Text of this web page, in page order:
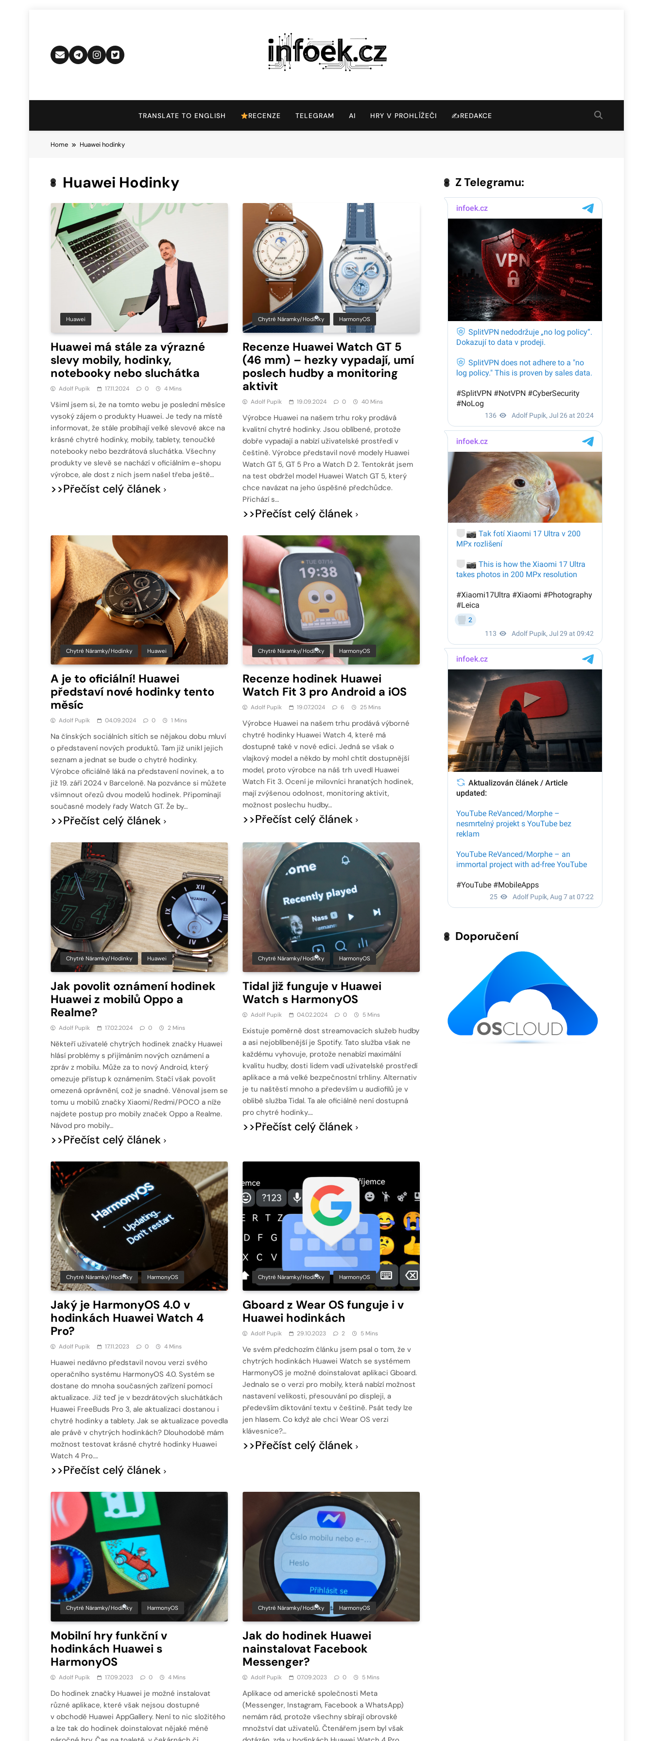
Infoek.cz
TRANSLATE TO ENGLISH RECENZE TELEGRAM AI HRY V PROHLÍŽEČI ✍️REDAKCE
Home Huawei hodinky
Huawei Hodinky
Huawei
Huawei má stále za výrazné
slevy mobily, hodinky,
notebooky nebo sluchátka
Adolf Pupík 17.11.2024 0 4 Mins
Všiml jsem si, že na tomto webu je poslední měsíce
vysoký zájem o produkty Huawei. Je tedy na místě
informovat, že stále probíhají velké slevové akce na
krásné chytré hodinky, mobily, tablety, tenoučké
notebooky nebo bezdrátová sluchátka. Všechny
produkty ve slevě se nachází v oficiálním e-shopu
výrobce, ale dost z nich jsem našel třeba ještě…
>>Přečíst celý článek
Chytré Náramky/hodinky HarmonyOS
Recenze Huawei Watch GT 5
(46 mm) – hezky vypadají, umí
poslech hudby a monitoring
aktivit
Adolf Pupík 19.09.2024 0 40 Mins
Výrobce Huawei na našem trhu roky prodává
kvalitní chytré hodinky. Jsou oblíbené, protože
dobře vypadají a nabízí uživatelské prostředí v
češtině. Výrobce představil nové modely Huawei
Watch GT 5, GT 5 Pro a Watch D 2. Tentokrát jsem
na test obdržel model Huawei Watch GT 5, který
chce navázat na jeho úspěšné předchůdce.
Přichází s…
>>Přečíst celý článek
Chytré Náramky/hodinky Huawei
A je to oficiální! Huawei
představí nové hodinky tento
měsíc
Adolf Pupík 04.09.2024 0 1 Mins
Na čínských sociálních sítích se nějakou dobu mluví
o představení nových produktů. Tam již unikl jejich
seznam a jednat se bude o chytré hodinky.
Výrobce oficiálně láká na představení novinek, a to
již 19. září 2024 v Barceloně. Na pozvánce si můžete
všimnout ořezů dvou modelů hodinek. Připomínají
současné modely řady Watch GT. Že by…
>>Přečíst celý článek
Chytré Náramky/hodinky HarmonyOS
Recenze hodinek Huawei
Watch Fit 3 pro Android a iOS
Adolf Pupík 19.07.2024 6 25 Mins
Výrobce Huawei na našem trhu prodává výborné
chytré hodinky Huawei Watch 4, které má
dostupné také v nové edici. Jedná se však o
vlajkový model a někdo by mohl chtít dostupnější
model, proto výrobce na náš trh uvedl Huawei
Watch Fit 3. Ocení je milovníci hranatých hodinek,
mají zvýšenou odolnost, monitoring aktivit,
možnost poslechu hudby…
>>Přečíst celý článek
Chytré Náramky/hodinky Huawei
Jak povolit oznámení hodinek
Huawei z mobilů Oppo a
Realme?
Adolf Pupík 17.02.2024 0 2 Mins
Někteří uživatelé chytrých hodinek značky Huawei
hlásí problémy s přijímáním nových oznámení a
zpráv z mobilu. Může za to nový Android, který
omezuje přístup k oznámením. Stačí však povolit
omezená oprávnění, což je snadné. Věnoval jsem se
tomu u mobilů značky Xiaomi/Redmi/POCO a níže
najdete postup pro mobily značek Oppo a Realme.
Návod pro mobily…
>>Přečíst celý článek
Chytré Náramky/hodinky HarmonyOS
Tidal již funguje v Huawei
Watch s HarmonyOS
Adolf Pupík 04.02.2024 0 5 Mins
Existuje poměrně dost streamovacích služeb hudby
a asi nejoblíbenější je Spotify. Tato služba však ne
každému vyhovuje, protože nenabízí maximální
kvalitu hudby, dosti lidem vadí uživatelské prostředí
aplikace a má velké bezpečnostní trhliny. Alternativ
je tu naštěstí mnoho a především u audiofilů je v
oblibě služba Tidal. Ta ale oficiálně není dostupná
pro chytré hodinky….
>>Přečíst celý článek
Chytré Náramky/hodinky HarmonyOS
Jaký je HarmonyOS 4.0 v
hodinkách Huawei Watch 4
Pro?
Adolf Pupík 17.11.2023 0 4 Mins
Huawei nedávno představil novou verzi svého
operačního systému HarmonyOS 4.0. Systém se
dostane do mnoha současných zařízení pomocí
aktualizace. Již teď je v bezdrátových sluchátkách
Huawei FreeBuds Pro 3, ale aktualizaci dostanou i
chytré hodinky a tablety. Jak se aktualizace povedla
ale právě v chytrých hodinkách? Dlouhodobě mám
možnost testovat krásné chytré hodinky Huawei
Watch 4 Pro….
>>Přečíst celý článek
Chytré Náramky/hodinky HarmonyOS
Gboard z Wear OS funguje i v
Huawei hodinkách
Adolf Pupík 29.10.2023 2 5 Mins
Ve svém předchozím článku jsem psal o tom, že v
chytrých hodinkách Huawei Watch se systémem
HarmonyOS je možné doinstalovat aplikaci Gboard.
Jednalo se o verzi pro mobily, která nabízí možnost
nastavení velikosti, přesouvání po displeji, a
především diktování textu v češtině. Psát tedy lze
jen hlasem. Co když ale chci Wear OS verzi
klávesnice?…
>>Přečíst celý článek
Chytré Náramky/hodinky HarmonyOS
Mobilní hry funkční v
hodinkách Huawei s
HarmonyOS
Adolf Pupík 17.09.2023 0 4 Mins
Do hodinek značky Huawei je možné instalovat
různé aplikace, které však nejsou dostupné
v obchodě Huawei AppGallery. Není to nic složitého
a lze tak do hodinek doinstalovat nějaké méně
Chytré Náramky/hodinky HarmonyOS
Jak do hodinek Huawei
nainstalovat Facebook
Messenger?
Adolf Pupík 07.09.2023 0 5 Mins
Aplikace od americké společnosti Meta
(Messenger, Instagram, Facebook a WhatsApp)
nemám rád, protože všechny sbírají obrovské
množství dat uživatelů. Čtenářem jsem byl však
Z Telegramu:
Doporučení